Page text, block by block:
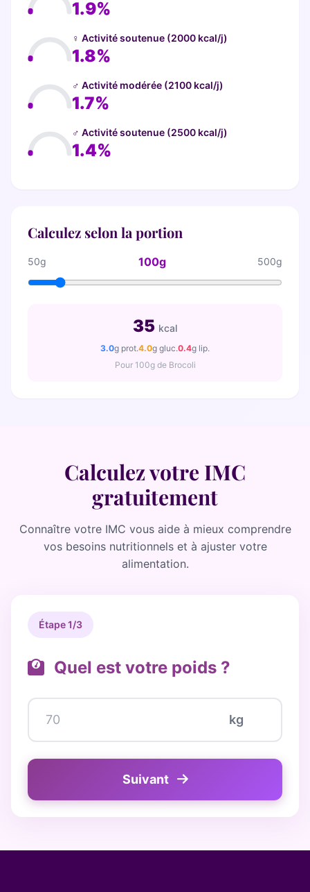
1.9%
♀ Activité soutenue (2000 kcal/j)
1.8%
♂ Activité modérée (2100 kcal/j)
1.7%
♂ Activité soutenue (2500 kcal/j)
1.4%
Calculez selon la portion
50g 100g 500g
35 kcal
3.0g prot.4.0g gluc.0.4g lip.
Pour 100g de Brocoli
Calculez votre IMC
gratuitement
Connaître votre IMC vous aide à mieux comprendre
vos besoins nutritionnels et à ajuster votre
alimentation.
Étape 1/3
Quel est votre poids ?
kg
Suivant